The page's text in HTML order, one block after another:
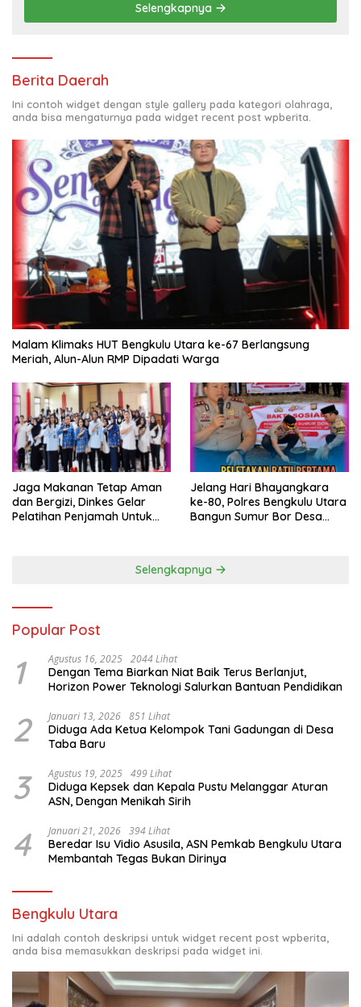
Selengkapnya
Berita Daerah
Ini contoh widget dengan style gallery pada kategori olahraga,
anda bisa mengaturnya pada widget recent post wpberita.
Malam Klimaks HUT Bengkulu Utara ke-67 Berlangsung
Meriah, Alun-Alun RMP Dipadati Warga
Jaga Makanan Tetap Aman
dan Bergizi, Dinkes Gelar
Pelatihan Penjamah Untuk
Jelang Hari Bhayangkara
ke-80, Polres Bengkulu Utara
Bangun Sumur Bor Desa
Selengkapnya
Popular Post
1 Agustus 16, 2025 2044 Lihat
Dengan Tema Biarkan Niat Baik Terus Berlanjut,
Horizon Power Teknologi Salurkan Bantuan Pendidikan
2 Januari 13, 2026 851 Lihat
Diduga Ada Ketua Kelompok Tani Gadungan di Desa
Taba Baru
3 Agustus 19, 2025 499 Lihat
Diduga Kepsek dan Kepala Pustu Melanggar Aturan
ASN, Dengan Menikah Sirih
4 Januari 21, 2026 394 Lihat
Beredar Isu Vidio Asusila, ASN Pemkab Bengkulu Utara
Membantah Tegas Bukan Dirinya
Bengkulu Utara
Ini adalah contoh deskripsi untuk widget recent post wpberita,
anda bisa memasukkan deskripsi pada widget ini.